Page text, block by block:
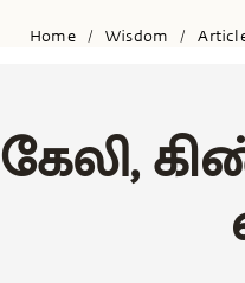
Home / Wisdom /
கேலி,